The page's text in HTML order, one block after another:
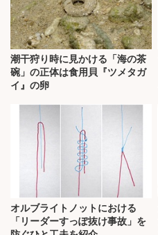
潮干狩り時に見かける「海の茶
碗」の正体は食用貝『ツメタガ
イ』の卵
オルブライトノットにおける
「リーダーすっぽ抜け事故」を